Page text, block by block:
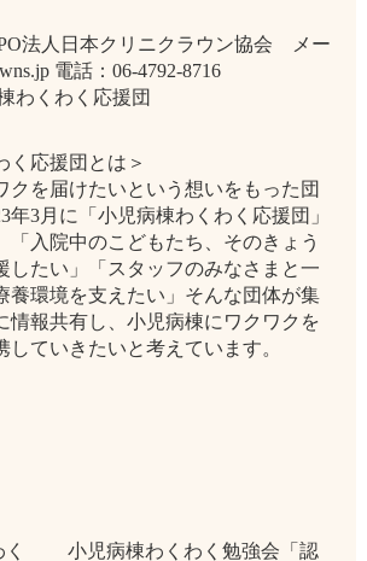
法人日本クリニクラウン協会 メー
電話：06-4792-8716
くわく応援団
く応援団とは＞
クを届けたいという想いをもった団
年3月に「小児病棟わくわく応援団」
「入院中のこどもたち、そのきょう
したい」「スタッフのみなさまと一
養環境を支えたい」そんな団体が集
情報共有し、小児病棟にワクワクを
していきたいと考えています。
小児病棟わくわく勉強会「認